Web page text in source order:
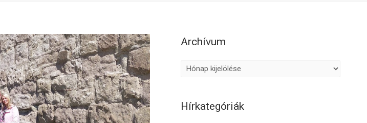
Archívum
Hírkategóriák